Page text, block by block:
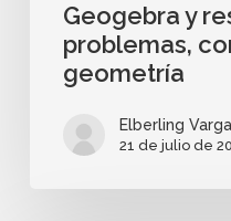
Geogebra y
problemas,
geometría
Elberling
21 de julio de